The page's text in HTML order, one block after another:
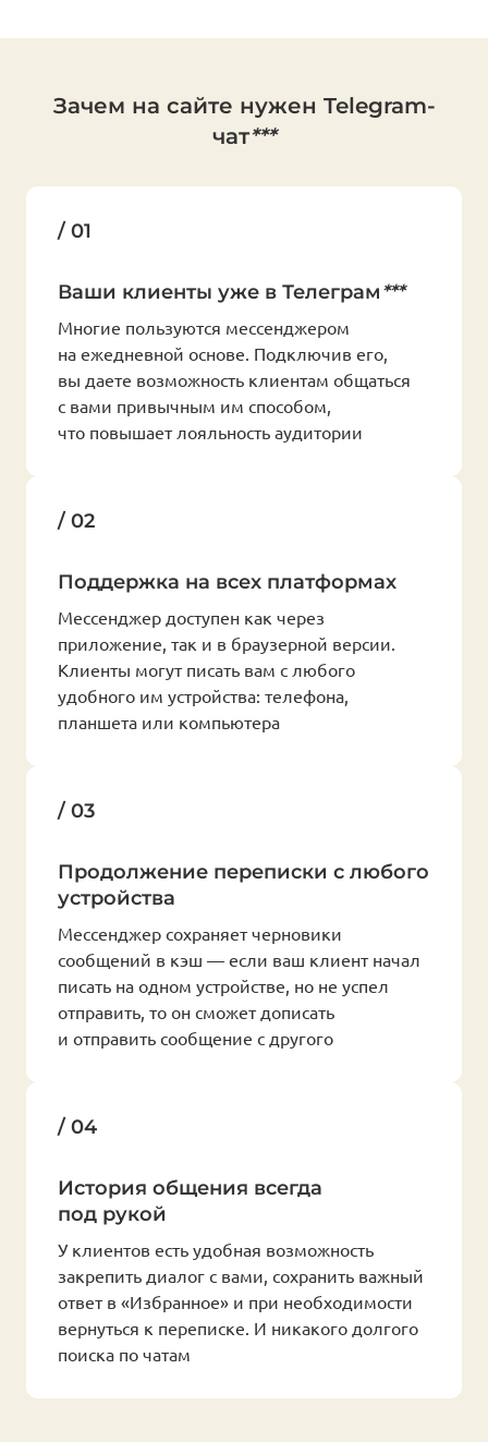
Зачем на сайте нужен Telegram-
чат***
/ 01
Ваши клиенты уже в Телеграм***
Многие пользуются мессенджером
на ежедневной основе. Подключив его,
вы даете возможность клиентам общаться
с вами привычным им способом,
что повышает лояльность аудитории
/ 02
Поддержка на всех платформах
Мессенджер доступен как через
приложение, так и в браузерной версии.
Клиенты могут писать вам с любого
удобного им устройства: телефона,
планшета или компьютера
/ 03
Продолжение переписки с любого
устройства
Мессенджер сохраняет черновики
сообщений в кэш — если ваш клиент начал
писать на одном устройстве, но не успел
отправить, то он сможет дописать
и отправить сообщение с другого
/ 04
История общения всегда
под рукой
У клиентов есть удобная возможность
закрепить диалог с вами, сохранить важный
ответ в «Избранное» и при необходимости
вернуться к переписке. И никакого долгого
поиска по чатам